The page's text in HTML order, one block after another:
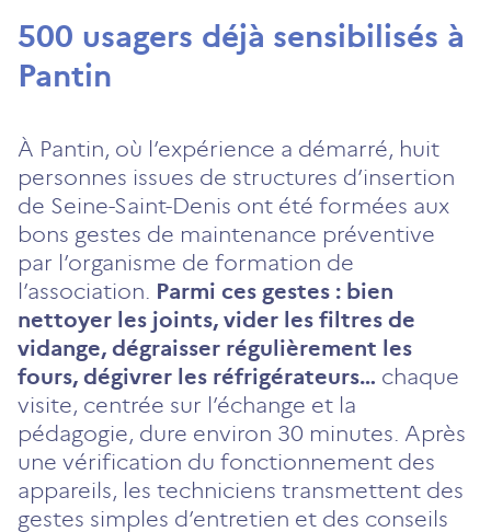
500 usagers déjà sensibilisés à
Pantin
À Pantin, où l’expérience a démarré, huit
personnes issues de structures d’insertion
de Seine-Saint-Denis ont été formées aux
bons gestes de maintenance préventive
par l’organisme de formation de
l’association. Parmi ces gestes : bien
nettoyer les joints, vider les filtres de
vidange, dégraisser régulièrement les
fours, dégivrer les réfrigérateurs… chaque
visite, centrée sur l’échange et la
pédagogie, dure environ 30 minutes. Après
une vérification du fonctionnement des
appareils, les techniciens transmettent des
gestes simples d’entretien et des conseils